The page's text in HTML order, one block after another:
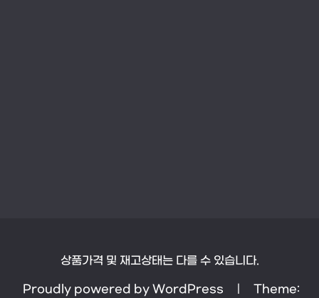
상품가격 및 재고상태는 다를 수 있습니다.
Proudly powered by WordPress Theme: